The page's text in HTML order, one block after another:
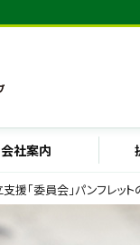
会社案内
援「委員会」パンフレッ